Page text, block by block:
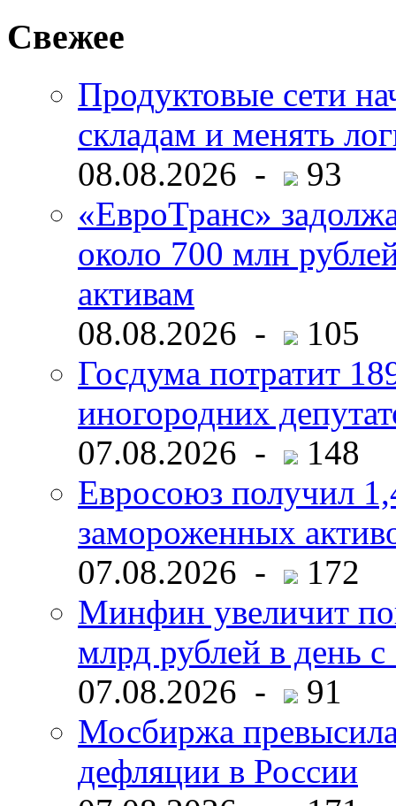
Свежее
Продуктовые сети
складам и менять
08.08.2026 -
93
«ЕвроТранс»
около 700 млн
активам
08.08.2026 -
105
Госдума потратит
иногородних
07.08.2026 -
148
Евросоюз получил
замороженных
07.08.2026 -
172
Минфин увеличит
млрд рублей в день с
07.08.2026 -
91
Мосбиржа
дефляции в России